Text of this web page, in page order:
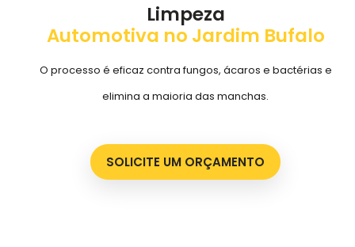
Limpeza
Automotiva no Jardim Bufalo
O processo é eficaz contra fungos, ácaros e bactérias e
elimina a maioria das manchas.
SOLICITE UM ORÇAMENTO